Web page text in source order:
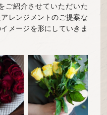
ご紹介させていただいた
レンジメントのご提案な
メージを形にしていきま